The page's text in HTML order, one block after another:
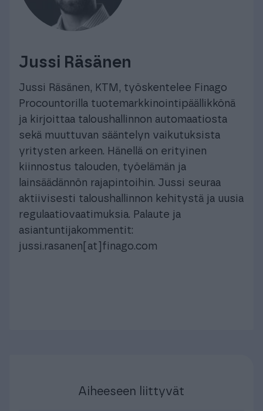
Jussi Räsänen
Jussi Räsänen, KTM, työskentelee Finago
Procountorilla tuotemarkkinointipäällikkönä
ja kirjoittaa taloushallinnon automaatiosta
sekä muuttuvan sääntelyn vaikutuksista
yritysten arkeen. Hänellä on erityinen
kiinnostus talouden, työelämän ja
lainsäädännön rajapintoihin. Jussi seuraa
aktiivisesti taloushallinnon kehitystä ja uusia
regulaatiovaatimuksia. Palaute ja
asiantuntijakommentit:
jussi.rasanen[at]finago.com
Aiheeseen liittyvät